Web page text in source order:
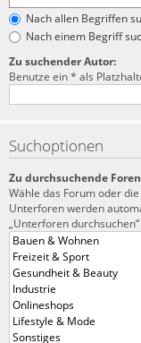
Nach allen Begriffen
Nach einem Begriff
Zu suchender Autor:
Benutze ein * als
Suchoptionen
Zu durchsuchende
Wähle das Forum oder
Unterforen werden
„Unterforen